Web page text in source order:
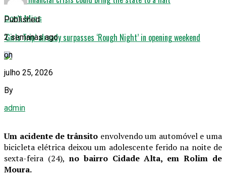
Don't Miss
‘Girls Trip’ already surpasses ‘Rough Night’ in opening weekend
Published
2 semanas ago
on
julho 25, 2026
By
admin
Um acidente de trânsitoenvolvendo um automóvel e uma
bicicleta elétrica deixou um adolescente ferido na noite de
sexta-feira (24), no bairro Cidade Alta, em Rolim de
Moura.